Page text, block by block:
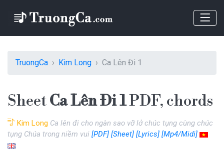
TruongCa Kim Long Ca Lên Đi 1
SheetCa Lên Đi 1PDF, chords
Kim Long Ca lên đi cho ngàn sao vỡ lở chúc tụng cùng chúc
tụng Chúa trong niềm vui [PDF] [Sheet] [Lyrics] [Mp4/Midi]